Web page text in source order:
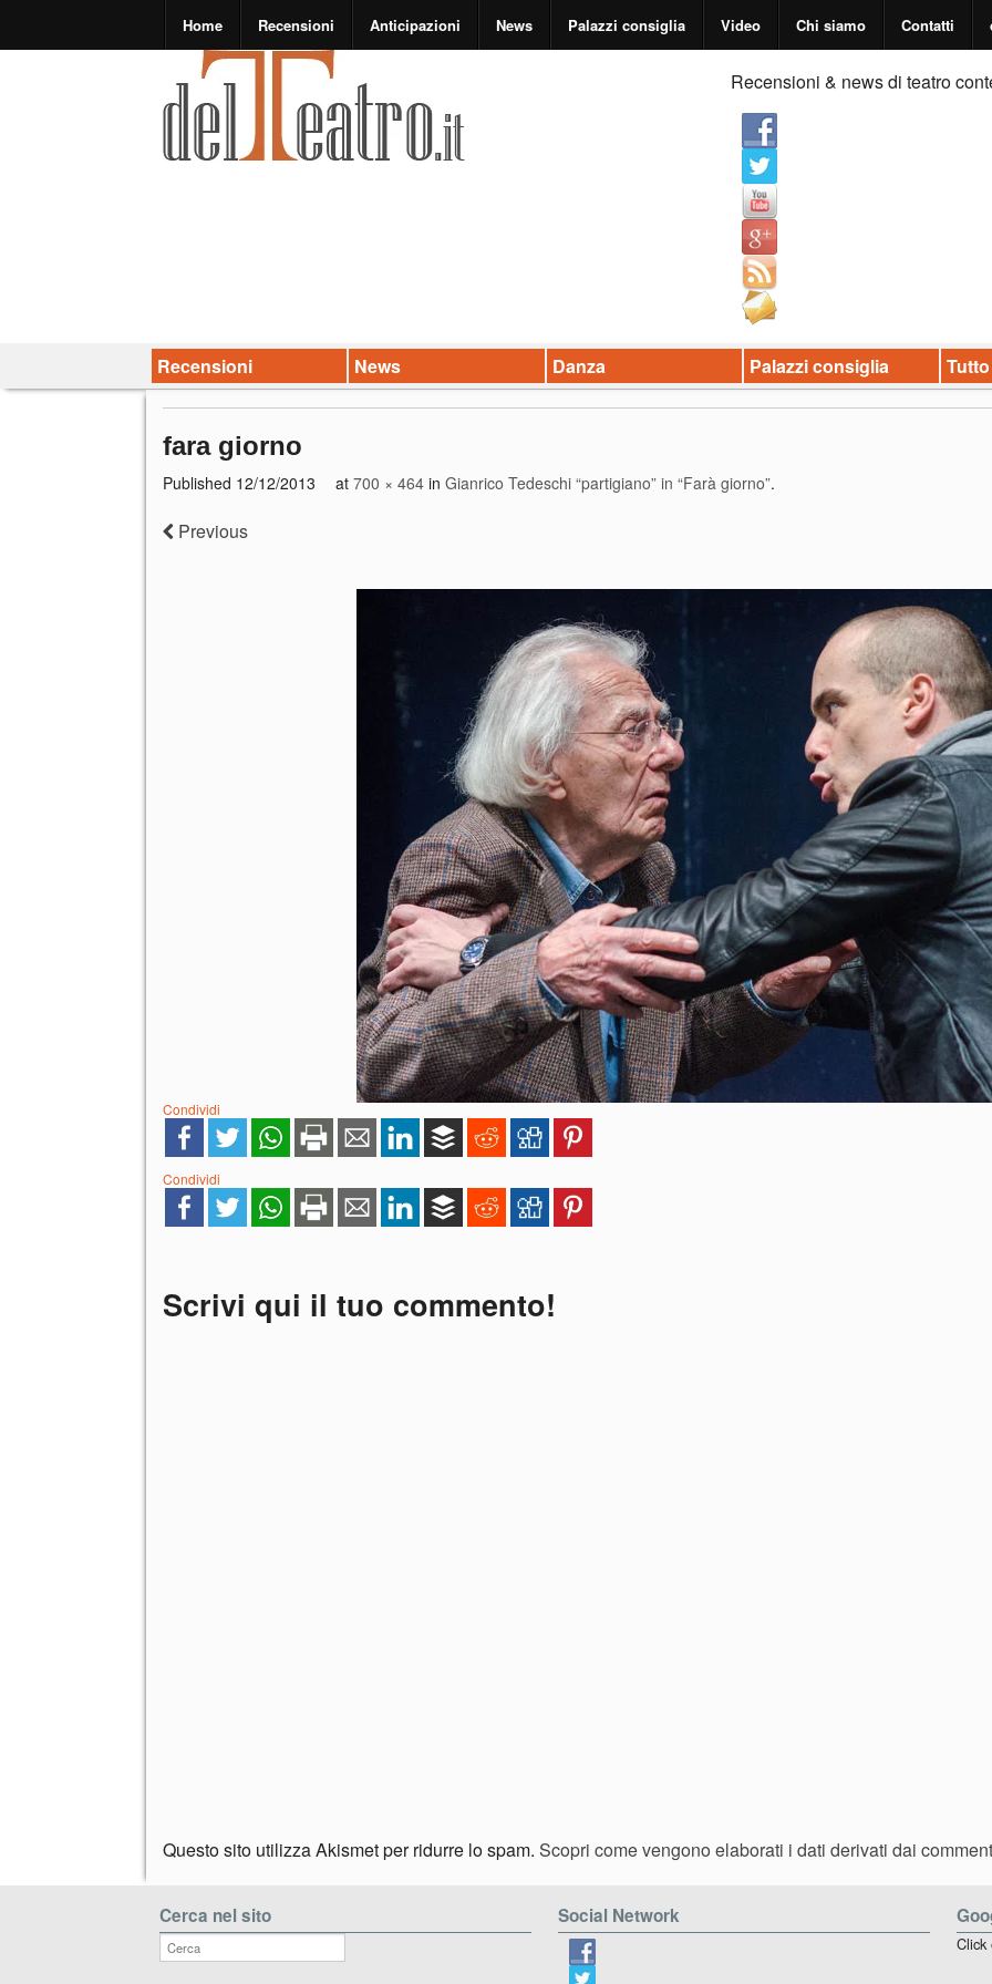
Home Recensioni Anticipazioni News Palazzi consiglia Video Chi siamo Contatti
Recensioni & news di teatro
Recensioni News Danza Palazzi consiglia
fara giorno
Published 12/12/2013 at 700 × 464 in Gianrico Tedeschi “partigiano” in “Farà giorno”.
Previous
Condividi
Condividi
Scrivi qui il tuo commento!
Questo sito utilizza Akismet per ridurre lo spam. Scopri come vengono elaborati i dati derivati dai
Cerca nel sito Social Network
Click